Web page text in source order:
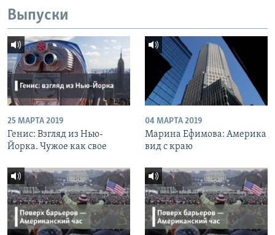
Выпуски
25 МАРТА 2019
Генис: Взгляд из Нью-
Йорка. Чужое как свое
04 МАРТА 2019
Марина Ефимова: Америка
вид с краю